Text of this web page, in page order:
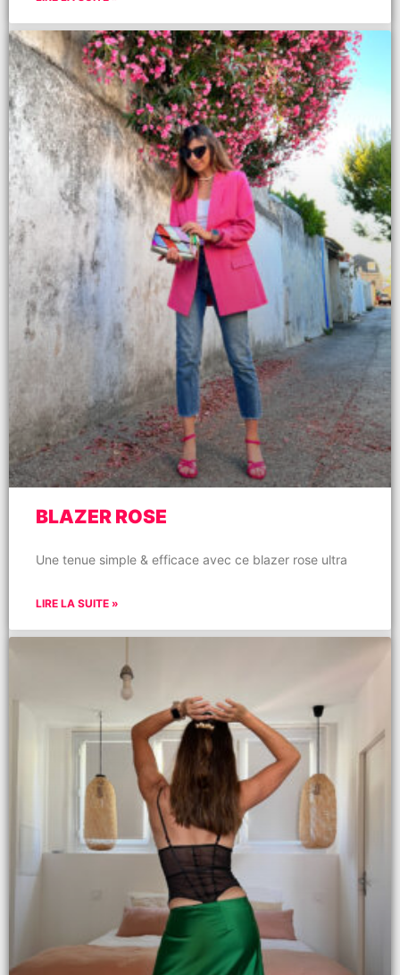
BLAZER ROSE
Une tenue simple & efficace avec ce blazer rose ultra
LIRE LA SUITE »